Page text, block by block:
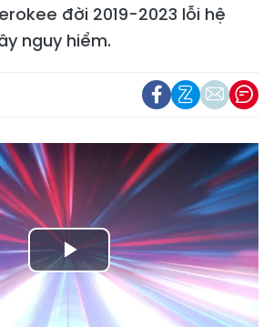
đời 2019-2023 lỗi hệ
nguy hiểm.
Play
Video